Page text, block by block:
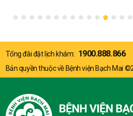
Tổng đài đặt lịch khám: 1900.888.866
Bản quyền thuộc về Bệnh viện Bạch Mai